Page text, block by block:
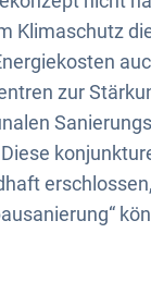
Klimaschutz
zur